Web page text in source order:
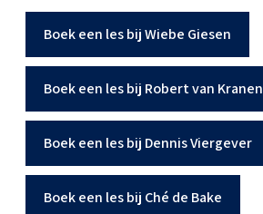
Boek een les bij Wiebe Giesen
Boek een les bij Robert van Kranen
Boek een les bij Dennis Viergever
Boek een les bij Ché de Bake